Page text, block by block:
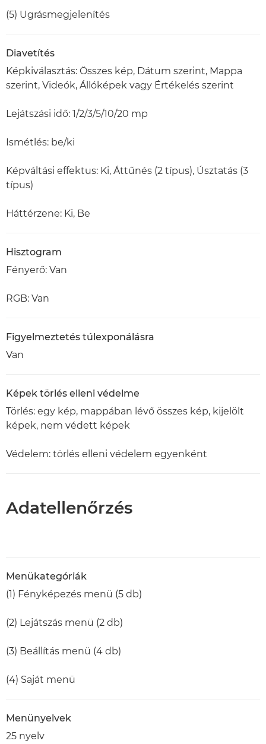
(5) Ugrásmegjelenítés
Diavetítés
Képkiválasztás: Összes kép, Dátum szerint, Mappa
szerint, Videók, Állóképek vagy Értékelés szerint
Lejátszási idő: 1/2/3/5/10/20 mp
Ismétlés: be/ki
Képváltási effektus: Ki, Áttűnés (2 típus), Úsztatás (3
típus)
Háttérzene: Ki, Be
Hisztogram
Fényerő: Van
RGB: Van
Figyelmeztetés túlexponálásra
Van
Képek törlés elleni védelme
Törlés: egy kép, mappában lévő összes kép, kijelölt
képek, nem védett képek
Védelem: törlés elleni védelem egyenként
Adatellenőrzés
Menükategóriák
(1) Fényképezés menü (5 db)
(2) Lejátszás menü (2 db)
(3) Beállítás menü (4 db)
(4) Saját menü
Menünyelvek
25 nyelv